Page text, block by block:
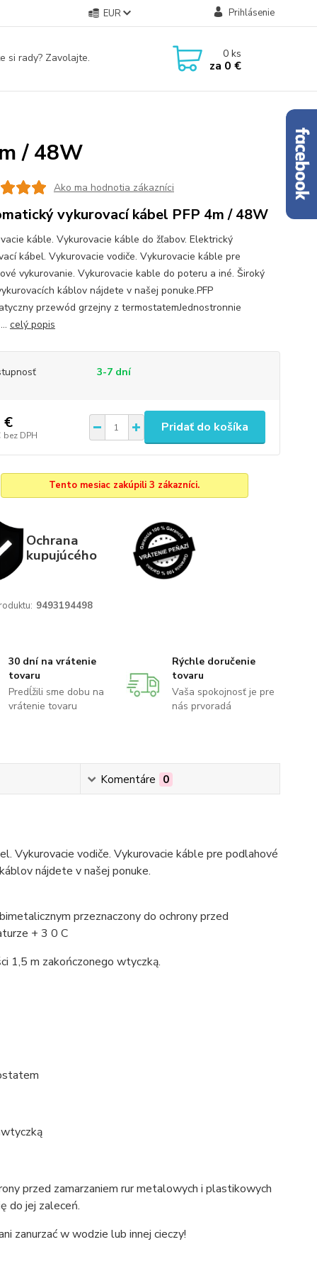
EUR Prihlásenie
si rady? Zavolajte. 0ks
za 0 €
/ 48W
Ako ma hodnotia zákazníci
vykurovací kábel PFP 4m / 48W
káble. Vykurovacie káble do žľabov. Elektrický
kábel. Vykurovacie vodiče. Vykurovacie káble pre
vykurovanie. Vykurovacie kable do poteru a iné. Široký
káblov nájdete v našej ponuke.PFP
przewód grzejny z termostatemJednostronnie
celý popis
3-7 dní
€
bez DPH
Pridať do košíka
Tento mesiac zakúpili 3 zákazníci.
Ochrana
kupujúcého
9493194498
30 dní na vrátenie
tovaru
Predĺžili sme dobu na
vrátenie tovaru
Rýchle doručenie
tovaru
Vaša spokojnosť je pre
nás prvoradá
Komentáre 0
Vykurovacie vodiče. Vykurovacie káble pre podlahové
nájdete v našej ponuke.
przeznaczony do ochrony przed
+ 3 0 C
1,5 m zakończonego wtyczką.
przed zamarzaniem rur metalowych i plastikowych
do jej zaleceń.
zanurzać w wodzie lub innej cieczy!